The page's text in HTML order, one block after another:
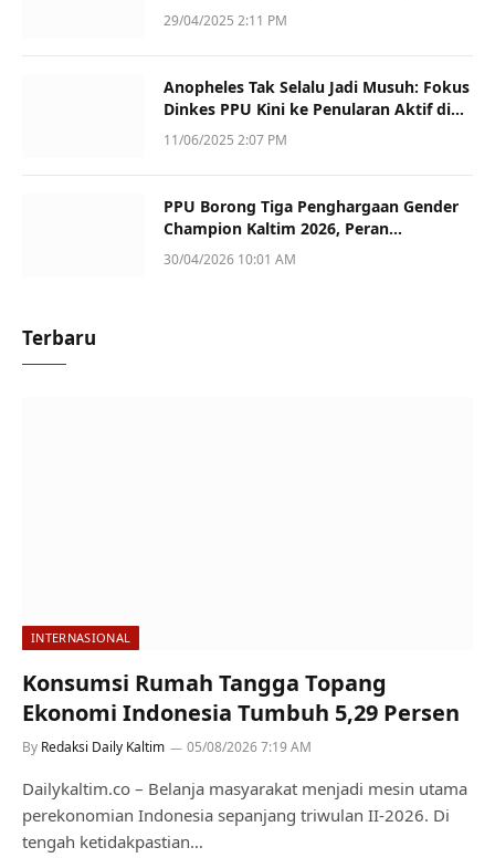
Kematian
29/04/2025 2:11 PM
Anopheles Tak Selalu Jadi Musuh: Fokus
Dinkes PPU Kini ke Penularan Aktif di
Sotek
11/06/2025 2:07 PM
PPU Borong Tiga Penghargaan Gender
Champion Kaltim 2026, Peran
Perempuan Jadi Sorotan
30/04/2026 10:01 AM
Terbaru
INTERNASIONAL
Konsumsi Rumah Tangga Topang
Ekonomi Indonesia Tumbuh 5,29 Persen
By Redaksi Daily Kaltim 05/08/2026 7:19 AM
Dailykaltim.co – Belanja masyarakat menjadi mesin utama
perekonomian Indonesia sepanjang triwulan II-2026. Di
tengah ketidakpastian…